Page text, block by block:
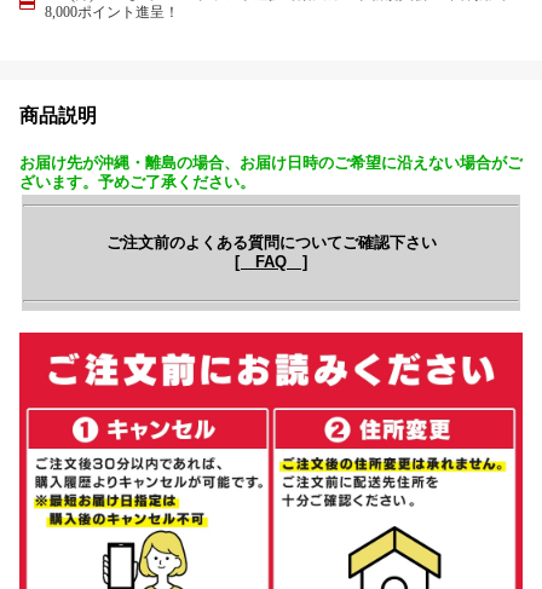
8,000ポイント進呈！
商品説明
お届け先が沖縄・離島の場合、お届け日時のご希望に沿えない場合がご
ざいます。予めご了承ください。
ご注文前のよくある質問についてご確認下さい
[ FAQ ]